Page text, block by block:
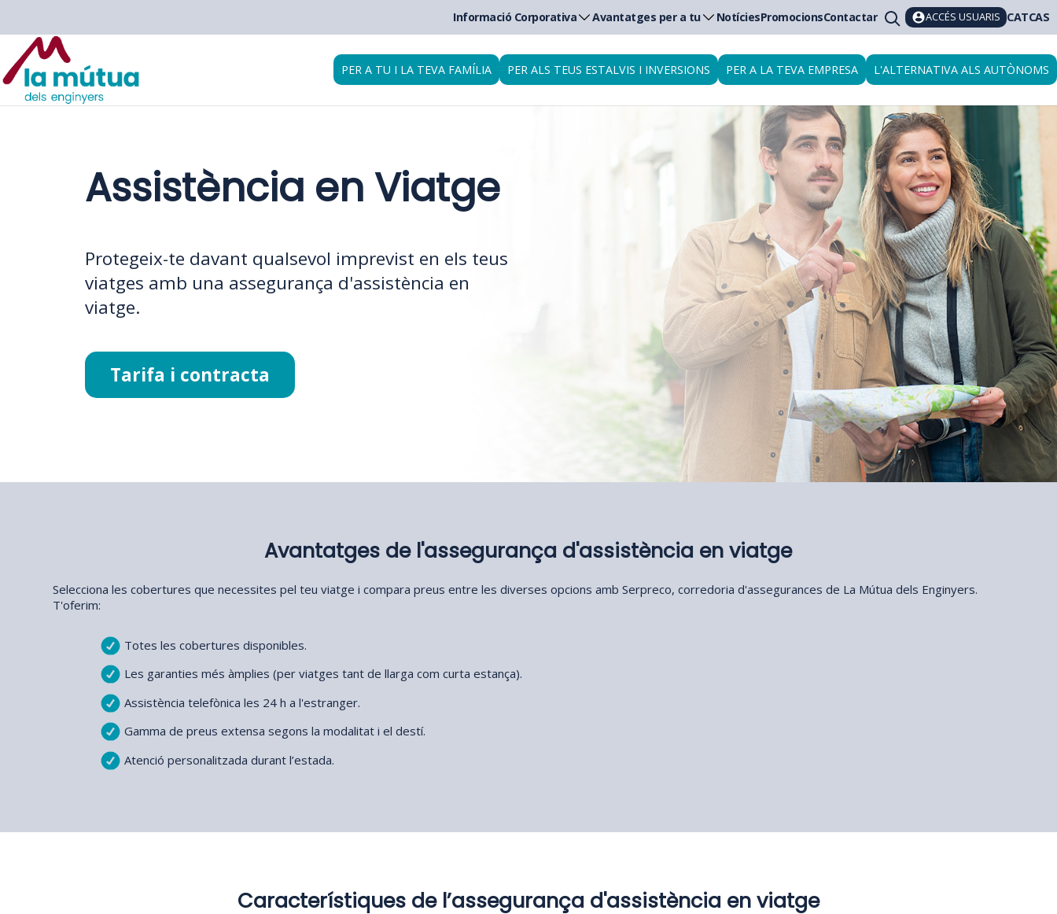
Informació Corporativa Avantatges per a tu NotíciesPromocionsContactar ACCÉS USUARIS CATCAS
PER A TU I LA TEVA FAMÍLIA PER ALS TEUS ESTALVIS I INVERSIONS PER A LA TEVA EMPRESA L'ALTERNATIVA ALS AUTÒNOMS
Assistència en Viatge
Protegeix-te davant qualsevol imprevist en els teus
viatges amb una assegurança d'assistència en
viatge.
Tarifa i contracta
Avantatges de l'assegurança d'assistència en viatge
Selecciona les cobertures que necessites pel teu viatge i compara preus entre les diverses opcions amb Serpreco, corredoria d'assegurances de La Mútua dels Enginyers.
T'oferim:
Totes les cobertures disponibles.
Les garanties més àmplies (per viatges tant de llarga com curta estança).
Assistència telefònica les 24 h a l'estranger.
Gamma de preus extensa segons la modalitat i el destí.
Atenció personalitzada durant l’estada.
Característiques de l’assegurança d'assistència en viatge